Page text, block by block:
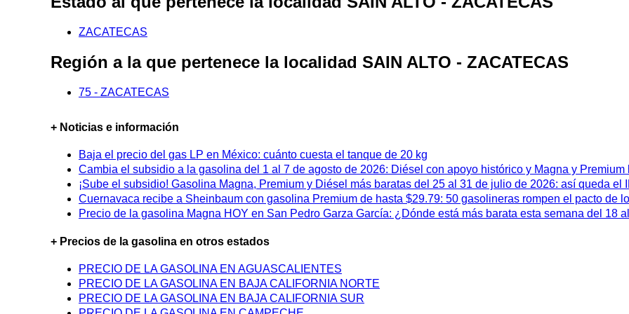
ZACATECAS
Región a la que pertenece la localidad SAIN ALTO - ZACATECAS
75 - ZACATECAS
+ Noticias e información
Baja el precio del gas LP en México: cuánto cuesta el tanque de 20 kg
Cambia el subsidio a la gasolina del 1 al 7 de agosto de 2026: Diésel con apoyo histórico y Magna y Premium
¡Sube el subsidio! Gasolina Magna, Premium y Diésel más baratas del 25 al 31 de julio de 2026: así queda el
Cuernavaca recibe a Sheinbaum con gasolina Premium de hasta $29.79: 50 gasolineras rompen el pacto de
Precio de la gasolina Magna HOY en San Pedro Garza García: ¿Dónde está más barata esta semana del 18
+ Precios de la gasolina en otros estados
PRECIO DE LA GASOLINA EN AGUASCALIENTES
PRECIO DE LA GASOLINA EN BAJA CALIFORNIA NORTE
PRECIO DE LA GASOLINA EN BAJA CALIFORNIA SUR